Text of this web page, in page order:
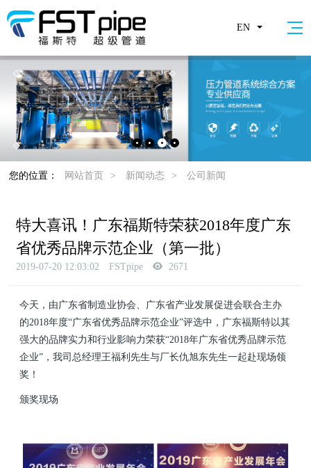
EN
您的位置： 网站首页 > 新闻动态 > 公司新闻
特大喜讯！广东福斯特荣获2018年度广东
省优秀品牌示范企业（第一批）
2019-07-20 12:03:02 FSTpipe 2671
今天，由广东省制造业协会、广东省产业发展促进会联合主办
的2018年度“广东省优秀品牌示范企业”评选中，广东福斯特以其
强大的品牌实力和行业影响力荣获“2018年广东省优秀品牌示范
企业”，我司总经理王福利先生与厂长仇旭东先生一起赴现场领
奖！
颁奖现场